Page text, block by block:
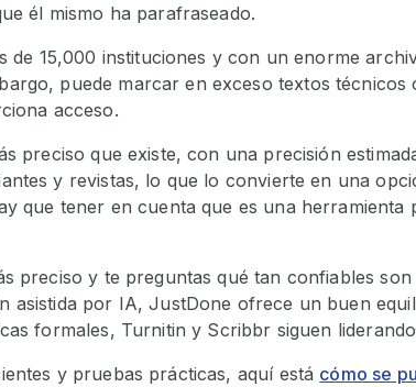
él mismo ha parafraseado.
de 15,000 instituciones y con un enorme
puede marcar en exceso textos técnicos
acceso.
preciso que existe, con una precisión
y revistas, lo que lo convierte en una
que tener en cuenta que es una herramienta
preciso y te preguntas qué tan confiables
asistida por IA, JustDone ofrece un buen
formales, Turnitin y Scribbr siguen
y pruebas prácticas, aquí está cómo se